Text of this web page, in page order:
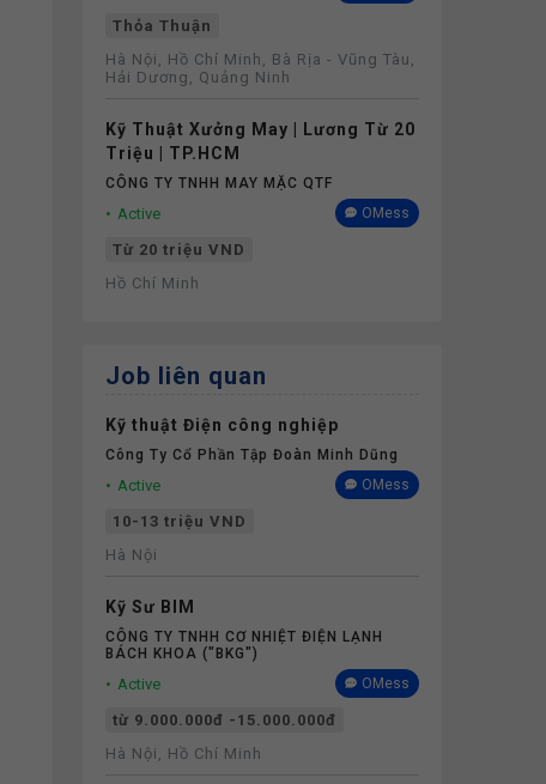
Thỏa Thuận
Hà Nội, Hồ Chí Minh, Bà Rịa - Vũng Tàu,
Hải Dương, Quảng Ninh
Kỹ Thuật Xưởng May | Lương Từ 20
Triệu | TP.HCM
CÔNG TY TNHH MAY MẶC QTF
Active OMess
Từ 20 triệu VND
Hồ Chí Minh
Job liên quan
Kỹ thuật Điện công nghiệp
Công Ty Cổ Phần Tập Đoàn Minh Dũng
Active OMess
10-13 triệu VND
Hà Nội
Kỹ Sư BIM
CÔNG TY TNHH CƠ NHIỆT ĐIỆN LẠNH
BÁCH KHOA ("BKG")
Active OMess
từ 9.000.000đ -15.000.000đ
Hà Nội, Hồ Chí Minh